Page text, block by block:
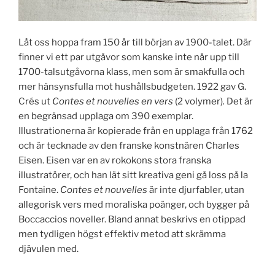
Låt oss hoppa fram 150 år till början av 1900-talet. Där
finner vi ett par utgåvor som kanske inte når upp till
1700-talsutgåvorna klass, men som är smakfulla och
mer hänsynsfulla mot hushållsbudgeten. 1922 gav G.
Crés ut Contes et nouvelles en vers (2 volymer). Det är
en begränsad upplaga om 390 exemplar.
Illustrationerna är kopierade från en upplaga från 1762
och är tecknade av den franske konstnären Charles
Eisen. Eisen var en av rokokons stora franska
illustratörer, och han lät sitt kreativa geni gå loss på la
Fontaine. Contes et nouvelles är inte djurfabler, utan
allegorisk vers med moraliska poänger, och bygger på
Boccaccios noveller. Bland annat beskrivs en otippad
men tydligen högst effektiv metod att skrämma
djävulen med.